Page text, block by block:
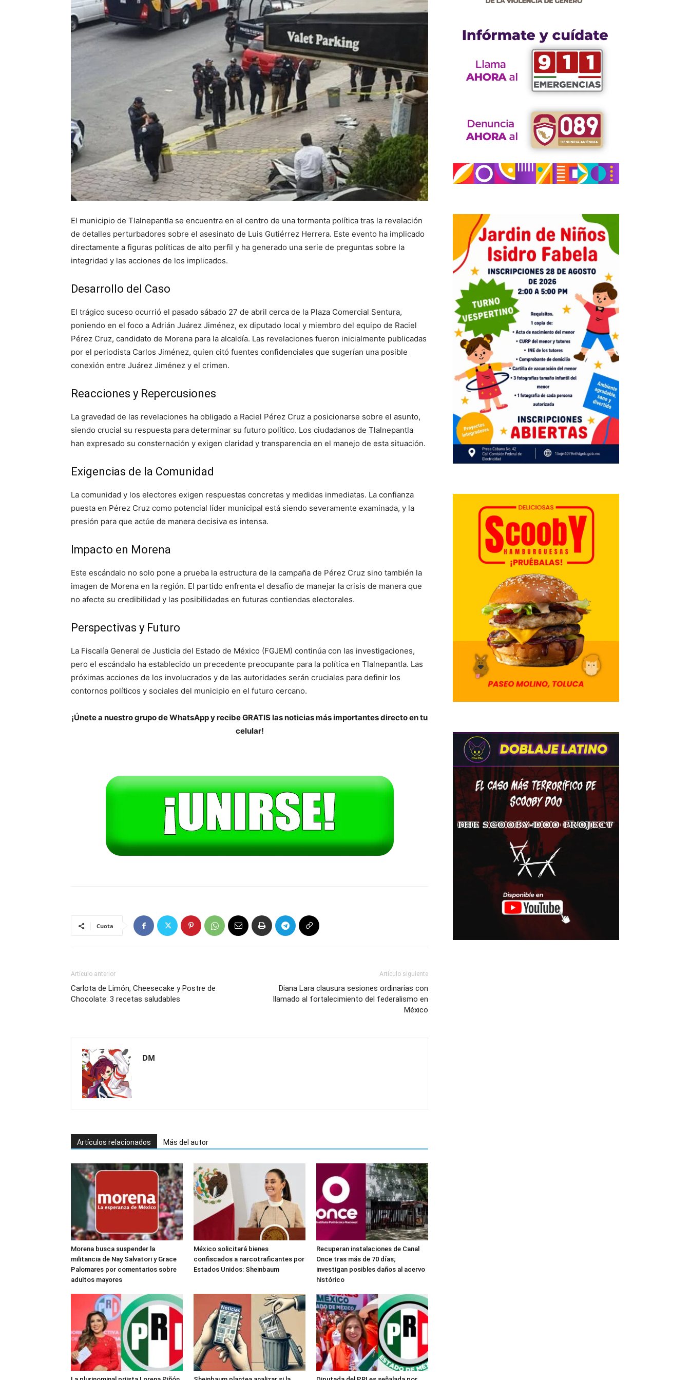
El municipio de Tlalnepantla se encuentra en el centro de una tormenta política tras la revelación
de detalles perturbadores sobre el asesinato de Luis Gutiérrez Herrera. Este evento ha implicado
directamente a figuras políticas de alto perfil y ha generado una serie de preguntas sobre la
integridad y las acciones de los implicados.
Desarrollo del Caso
El trágico suceso ocurrió el pasado sábado 27 de abril cerca de la Plaza Comercial Sentura,
poniendo en el foco a Adrián Juárez Jiménez, ex diputado local y miembro del equipo de Raciel
Pérez Cruz, candidato de Morena para la alcaldía. Las revelaciones fueron inicialmente publicadas
por el periodista Carlos Jiménez, quien citó fuentes confidenciales que sugerían una posible
conexión entre Juárez Jiménez y el crimen.
Reacciones y Repercusiones
La gravedad de las revelaciones ha obligado a Raciel Pérez Cruz a posicionarse sobre el asunto,
siendo crucial su respuesta para determinar su futuro político. Los ciudadanos de Tlalnepantla
han expresado su consternación y exigen claridad y transparencia en el manejo de esta situación.
Exigencias de la Comunidad
La comunidad y los electores exigen respuestas concretas y medidas inmediatas. La confianza
puesta en Pérez Cruz como potencial líder municipal está siendo severamente examinada, y la
presión para que actúe de manera decisiva es intensa.
Impacto en Morena
Este escándalo no solo pone a prueba la estructura de la campaña de Pérez Cruz sino también la
imagen de Morena en la región. El partido enfrenta el desafío de manejar la crisis de manera que
no afecte su credibilidad y las posibilidades en futuras contiendas electorales.
Perspectivas y Futuro
La Fiscalía General de Justicia del Estado de México (FGJEM) continúa con las investigaciones,
pero el escándalo ha establecido un precedente preocupante para la política en Tlalnepantla. Las
próximas acciones de los involucrados y de las autoridades serán cruciales para definir los
contornos políticos y sociales del municipio en el futuro cercano.
¡Únete a nuestro grupo de WhatsApp y recibe GRATIS las noticias más importantes directo en tu
celular!
Cuota
Artículo anterior
Carlota de Limón, Cheesecake y Postre de
Chocolate: 3 recetas saludables
Artículo siguiente
Diana Lara clausura sesiones ordinarias con
llamado al fortalecimiento del federalismo en
México
DM
Artículos relacionados Más del autor
Morena busca suspender la
militancia de Nay Salvatori y Grace
Palomares por comentarios sobre
adultos mayores
México solicitará bienes
confiscados a narcotraficantes por
Estados Unidos: Sheinbaum
Recuperan instalaciones de Canal
Once tras más de 70 días;
investigan posibles daños al acervo
histórico